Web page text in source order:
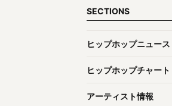
SECTIONS
ヒップホップニュース
ヒップホップチャート
アーティスト情報